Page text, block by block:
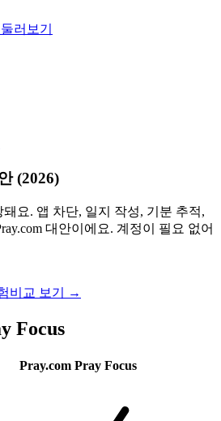
둘러보기
(2026)
요. 앱 차단, 일지 작성, 기분 추적,
대안이에요. 계정이 필요 없어
비교 보기 →
Focus
Pray.com Pray Focus